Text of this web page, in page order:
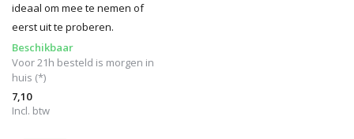
ideaal om mee te nemen of
eerst uit te proberen.
Beschikbaar
Voor 21h besteld is morgen in
huis (*)
7,10
Incl. btw